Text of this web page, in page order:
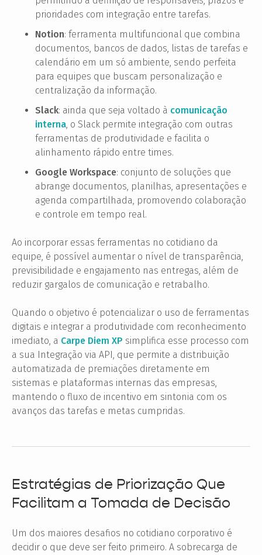
prioridades com integração entre tarefas.
Notion: ferramenta multifuncional que combina
documentos, bancos de dados, listas de tarefas e
calendário em um só ambiente, sendo perfeita
para equipes que buscam personalização e
centralização da informação.
Slack: ainda que seja voltado à comunicação
interna, o Slack permite integração com outras
ferramentas de produtividade e facilita o
alinhamento rápido entre times.
Google Workspace: conjunto de soluções que
abrange documentos, planilhas, apresentações e
agenda compartilhada, promovendo colaboração
e controle em tempo real.
Ao incorporar essas ferramentas no cotidiano da
equipe, é possível aumentar o nível de transparência,
previsibilidade e engajamento nas entregas, além de
reduzir gargalos de comunicação e retrabalho.
Quando o objetivo é potencializar o uso de ferramentas
digitais e integrar a produtividade com reconhecimento
imediato, a Carpe Diem XP simplifica esse processo com
a sua Integração via API, que permite a distribuição
automatizada de premiações diretamente em
sistemas e plataformas internas das empresas,
mantendo o fluxo de incentivo em sintonia com os
avanços das tarefas e metas cumpridas.
Estratégias de Priorização Que
Facilitam a Tomada de Decisão
Um dos maiores desafios no cotidiano corporativo é
decidir o que deve ser feito primeiro. A sobrecarga de